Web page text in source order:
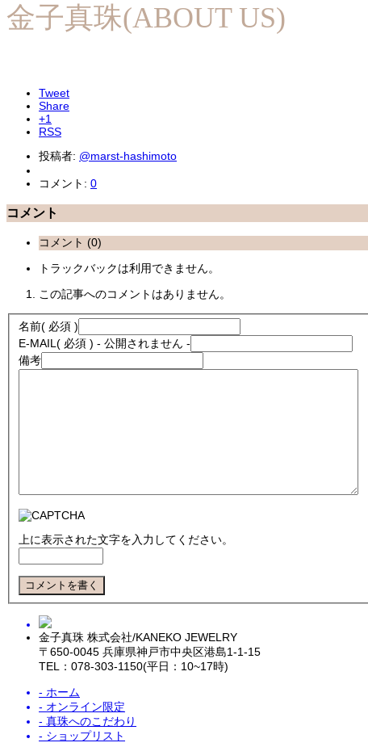
金子真珠(ABOUT US)
Tweet
Share
+1
RSS
投稿者: @marst-hashimoto
コメント: 0
コメント
コメント (0)
トラックバックは利用できません。
この記事へのコメントはありません。
名前( 必須 )
E-MAIL( 必須 ) - 公開されません -
備考
上に表示された文字を入力してください。
金子真珠 株式会社/KANEKO JEWELRY
〒650-0045 兵庫県神戸市中央区港島1-1-15
TEL：078-303-1150(平日：10~17時)
- ホーム
- オンライン限定
- 真珠へのこだわり
- ショップリスト